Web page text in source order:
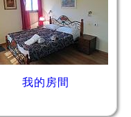
我的房間